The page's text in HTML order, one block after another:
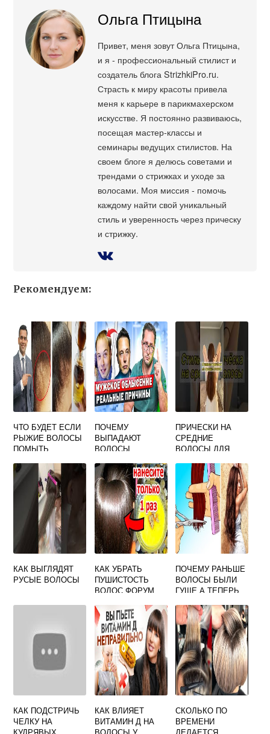
Ольга Птицына
Привет, меня зовут Ольга Птицына,
и я - профессиональный стилист и
создатель блога StrizhkiPro.ru.
Страсть к миру красоты привела
меня к карьере в парикмахерском
искусстве. Я постоянно развиваюсь,
посещая мастер-классы и
семинары ведущих стилистов. На
своем блоге я делюсь советами и
трендами о стрижках и уходе за
волосами. Моя миссия - помочь
каждому найти свой уникальный
стиль и уверенность через прическу
и стрижку.
Рекомендуем:
ЧТО БУДЕТ ЕСЛИ
РЫЖИЕ ВОЛОСЫ
ПОМЫТЬ
ШАМПУНЕМ
ПОЧЕМУ
ВЫПАДАЮТ
ВОЛОСЫ
ПРИЧЕСКИ НА
СРЕДНИЕ
ВОЛОСЫ ДЛЯ
МОДНЫХ ИДЕЙ
КАК ВЫГЛЯДЯТ
РУСЫЕ ВОЛОСЫ
КАК УБРАТЬ
ПУШИСТОСТЬ
ВОЛОС ФОРУМ
ПОЧЕМУ РАНЬШЕ
ВОЛОСЫ БЫЛИ
ГУЩЕ А ТЕПЕРЬ
КАК ПОДСТРИЧЬ
ЧЕЛКУ НА
КАК ВЛИЯЕТ
ВИТАМИН Д НА
СКОЛЬКО ПО
ВРЕМЕНИ